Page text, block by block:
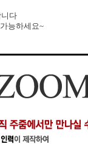
니다
능하세요~